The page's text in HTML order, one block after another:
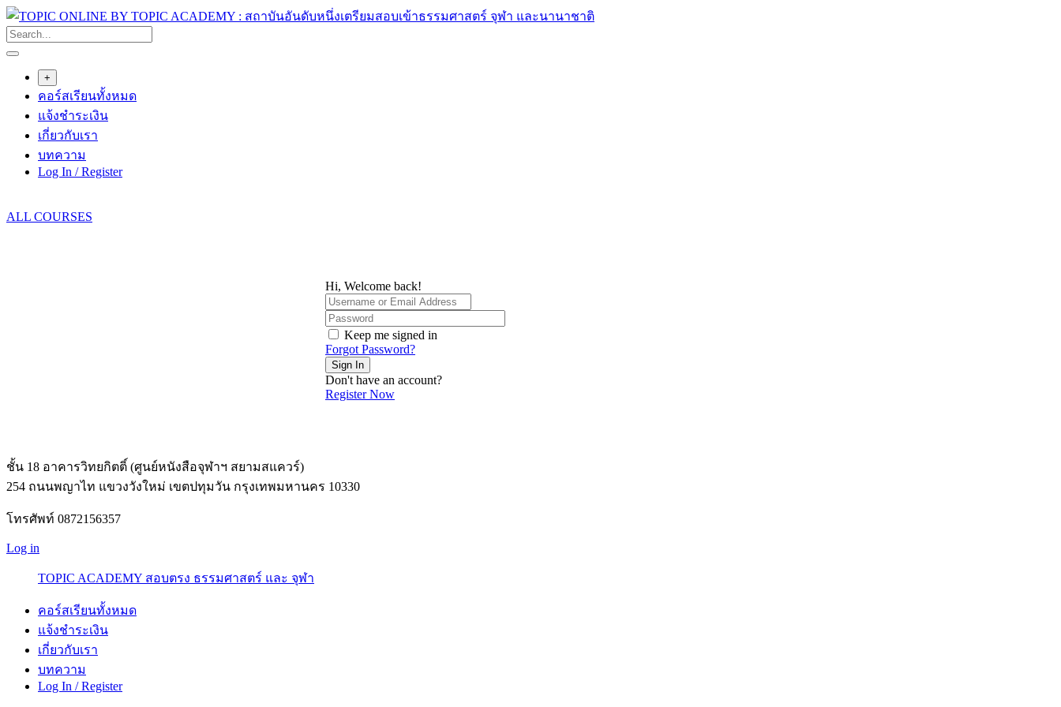
Skip
to
content
+
คอร์สเรียนทั้งหมด
แจ้งชำระเงิน
เกี่ยวกับเรา
บทความ
Log In / Register
ALL COURSES
Hi, Welcome back!
Keep me signed in
Forgot Password?
Sign In
Don't have an account?
Register Now
ชั้น 18 อาคารวิทยกิตติ์ (ศูนย์หนังสือจุฬาฯ สยามสแควร์)
254 ถนนพญาไท แขวงวังใหม่ เขตปทุมวัน กรุงเทพมหานคร 10330
โทรศัพท์ 0872156357
Log in
TOPIC ACADEMY สอบตรง ธรรมศาสตร์ และ จุฬา
คอร์สเรียนทั้งหมด
แจ้งชำระเงิน
เกี่ยวกับเรา
บทความ
Log In / Register